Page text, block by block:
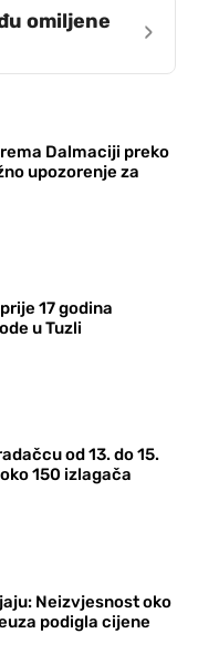
omiljene
›
Dalmaciji preko
upozorenje za
17 godina
u Tuzli
od 13. do 15.
150 izlagača
Neizvjesnost oko
podigla cijene